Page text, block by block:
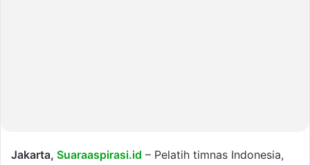
Jakarta, Suaraaspirasi.id – Pelatih timnas Indonesia,